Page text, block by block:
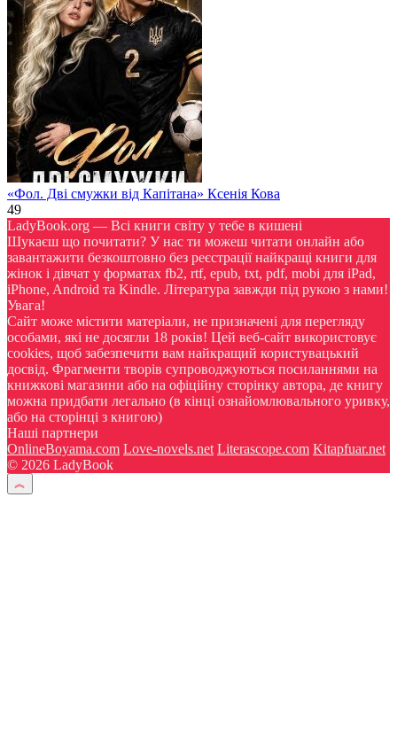
«Фол. Дві смужки від Капітана» Ксенія Кова
49
LadyBook.org — Всі книги світу у тебе в кишені
Шукаєш що почитати? У нас ти можеш читати онлайн або
завантажити безкоштовно без реєстрації найкращі книги для
жінок і дівчат у форматах fb2, rtf, epub, txt, pdf, mobi для iPad,
iPhone, Android та Kindle. Література завжди під рукою з нами!
Увага!
Сайт може містити матеріали, не призначені для перегляду
особами, які не досягли 18 років! Цей веб-сайт використовує
cookies, щоб забезпечити вам найкращий користувацький
досвід. Фрагменти творів супроводжуються посиланнями на
книжкові магазини або на офіційну сторінку автора, де книгу
можна придбати легально (в кінці ознайомлювального уривку,
або на сторінці з книгою)
Наші партнери
OnlineBoyama.com Love-novels.net Literascope.com Kitapfuar.net
© 2026 LadyBook